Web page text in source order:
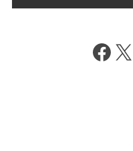
Facebook
X